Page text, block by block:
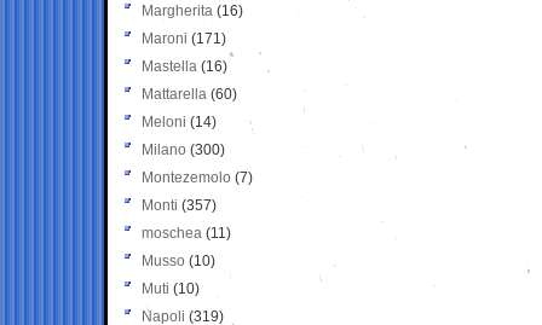
Margherita (16)
Maroni (171)
Mastella (16)
Mattarella (60)
Meloni (14)
Milano (300)
Montezemolo (7)
Monti (357)
moschea (11)
Musso (10)
Muti (10)
Napoli (319)